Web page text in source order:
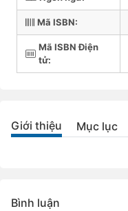
Mã ISBN:
Mã ISBN Điện
tử:
Giới thiệu Mục lục
Bình luận